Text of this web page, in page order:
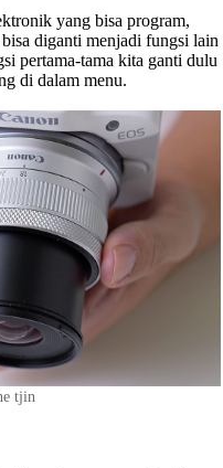
yang bisa program,
diganti menjadi fungsi lain
pertama-tama kita ganti dulu
di dalam menu.
tjin